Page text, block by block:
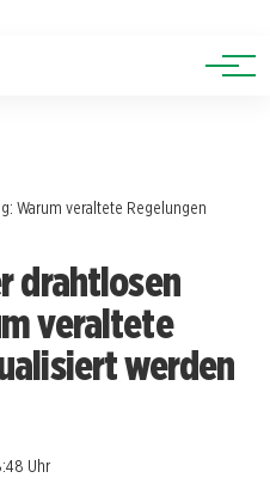
Warum veraltete Regelungen
drahtlosen
veraltete
werden
Uhr